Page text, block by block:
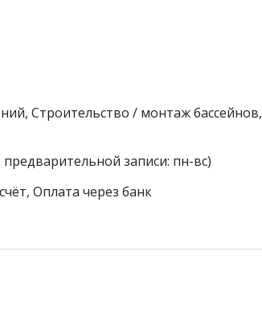
Строительство / монтаж бассейнов,
записи: пн-вс)
Оплата через банк